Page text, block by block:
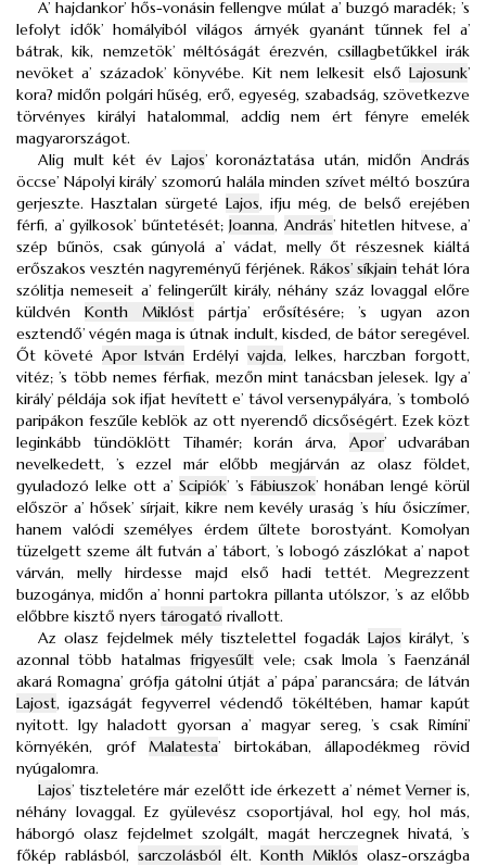
A’ hajdankor’ hős-vonásin fellengve múlat a’ buzgó maradék; ’s
lefolyt idők’ homályiból világos árnyék gyanánt tűnnek fel a’
bátrak, kik, nemzetök’ méltóságát érezvén, csillagbetűkkel irák
nevöket a’ századok’ könyvébe. Kit nem lelkesit első Lajosunk’
kora? midőn polgári hűség, erő, egyeség, szabadság, szövetkezve
törvényes királyi hatalommal, addig nem ért fényre emelék
magyarországot.
Alig mult két év Lajos’ koronáztatása után, midőn András
öccse’ Nápolyi király’ szomorú halála minden szívet méltó boszúra
gerjeszte. Hasztalan sürgeté Lajos, ifju még, de belső erejében
férfi, a’ gyilkosok’ bűntetését; Joanna, András’ hitetlen hitvese, a’
szép bűnös, csak gúnyolá a’ vádat, melly őt részesnek kiáltá
erőszakos vesztén nagyreményű férjének. Rákos’ síkjaintehát lóra
szólitja nemeseit a’ felingerűlt király, néhány száz lovaggal előre
küldvén Konth Miklóstpártja’ erősítésére; ’s ugyan azon
esztendő’ végén maga is útnak indult, kisded, de bátor seregével.
Őt követé Apor István Erdélyi vajda, lelkes, harczban forgott,
vitéz; ’s több nemes férfiak, mezőn mint tanácsban jelesek. Igy a’
király’ példája sok ifjat hevített e’ távol versenypályára, ’s tomboló
paripákon feszűle keblök az ott nyerendő dicsőségért. Ezek közt
leginkább tündöklött Tihamér; korán árva, Apor’ udvarában
nevelkedett, ’s ezzel már előbb megjárván az olasz földet,
gyuladozó lelke ott a’ Scipiók’ ’s Fábiuszok’ honában lengé körül
először a’ hősek’ sírjait, kikre nem kevély uraság ’s híu ősiczímer,
hanem valódi személyes érdem űltete borostyánt. Komolyan
tüzelgett szeme ált futván a’ tábort, ’s lobogó zászlókat a’ napot
várván, melly hirdesse majd első hadi tettét. Megrezzent
buzogánya, midőn a’ honni partokra pillanta utólszor, ’s az előbb
előbbre kisztő nyers tárogató rivallott.
Az olasz fejdelmek mély tisztelettel fogadák Lajos királyt, ’s
azonnal több hatalmasfrigyesűlt vele; csak Imola ’s Faenzánál
akará Romagna’ grófja gátolni útját a’ pápa’ parancsára; de látván
Lajost, igazságát fegyverrel védendő tökéltében, hamar kapút
nyitott. Igy haladott gyorsan a’ magyar sereg, ’s csak Rimíni’
környékén, grófMalatesta’ birtokában, állapodékmeg rövid
nyúgalomra.
Lajos’ tiszteletére már ezelőtt ide érkezett a’ németVerneris,
néhány lovaggal. Ez gyülevész csoportjával, hol egy, hol más,
háborgó olasz fejdelmet szolgált, magát herczegnek hivatá, ’s
főkép rablásból, sarczolásból élt. Konth Miklós olasz-országba